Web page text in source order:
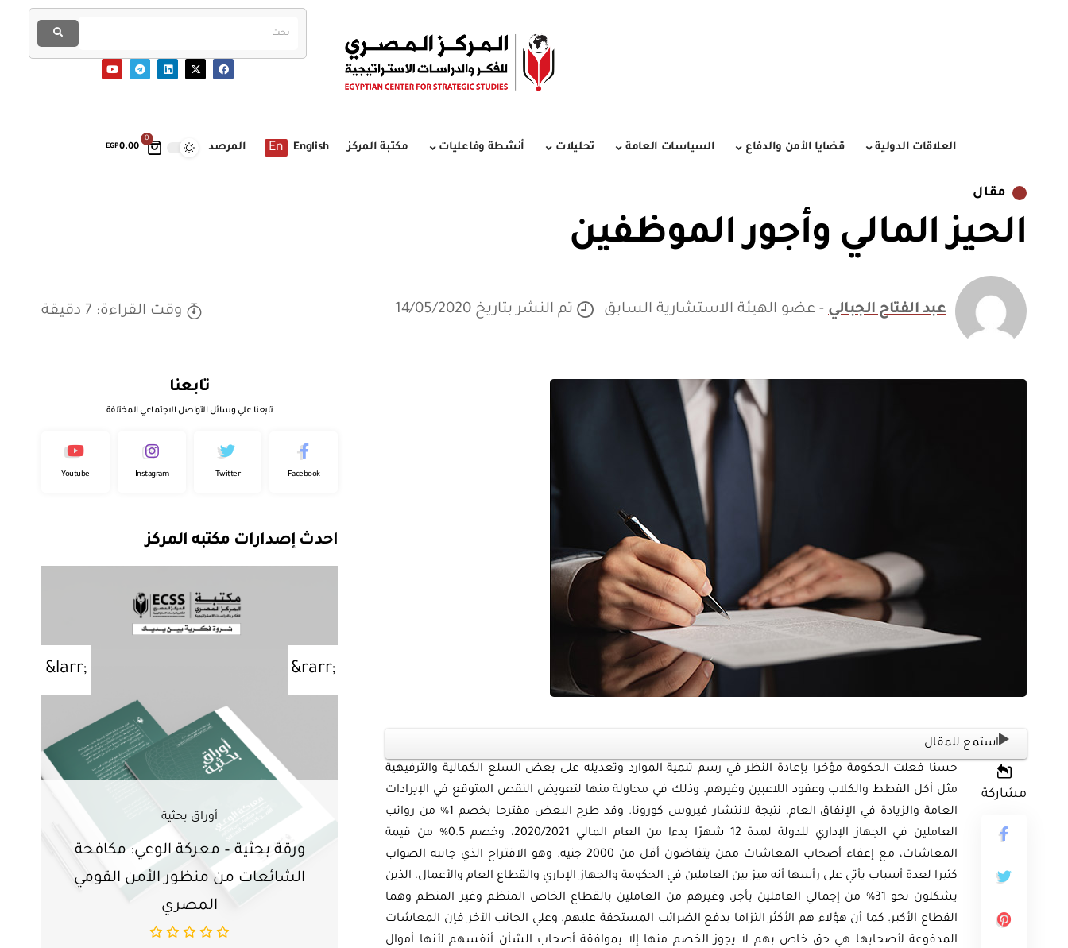
0
EGP0.00 العلاقات الدولية قضايا الأمن والدفاع السياسات العامة تحليلات أنشطة وفاعليات مكتبة المركز English
En المرصد
مقال
الحيز المالي وأجور الموظفين
عبد الفتاح الجبالي - عضو الهيئة الاستشارية السابق تم النشر بتاريخ 14/05/2020 وقت القراءة: 7 دقيقة
استمع للمقال
مشاركة
حسنا فعلت الحكومة مؤخرا بإعادة النظر في رسم تنمية الموارد وتعديله على بعض السلع الكمالية والترفيهية
مثل أكل القطط والكلاب وعقود اللاعبين وغيرهم. وذلك في محاولة منها لتعويض النقص المتوقع في الإيرادات
العامة والزيادة في الإنفاق العام، نتيجة لانتشار فيروس كورونا. وقد طرح البعض مقترحا بخصم 1% من رواتب
العاملين في الجهاز الإداري للدولة لمدة 12 شهرًا بدءا من العام المالي 2020/2021، وخصم 0.5% من قيمة
المعاشات، مع إعفاء أصحاب المعاشات ممن يتقاضون أقل من 2000 جنيه. وهو الاقتراح الذي جانبه الصواب
كثيرا لعدة أسباب يأتي على رأسها أنه ميز بين العاملين في الحكومة والجهاز الإداري والقطاع العام والأعمال، الذين
يشكلون نحو 31% من إجمالي العاملين بأجر، وغيرهم من العاملين بالقطاع الخاص المنظم وغير المنظم وهما
القطاع الأكبر. كما أن هؤلاء هم الأكثر التزاما بدفع الضرائب المستحقة عليهم. وعلي الجانب الآخر فإن المعاشات
المدفوعة لأصحابها هي حق خاص بهم لا يجوز الخصم منها إلا بموافقة أصحاب الشأن أنفسهم لأنها أموال
تابعنا
تابعنا علي وسائل التواصل الاجتماعي المختلفة
Facebook
Twitter
Instagram
Youtube
احدث إصدارات مكتبه المركز
أوراق بحثية
ورقة بحثية – معركة الوعي: مكافحة
الشائعات من منظور الأمن القومي
المصري
أوراق بحثية
ورقة بحثية – الهيدروجين: خيار
استراتيجي لتعزيز أمن الطاقة في
مصر
أوراق بحثية
ورقة بحثية - أمن الطاقة المصري:
الغاز والنفط خارطة الموارد
وسياسات التعزيز
وتعزيز